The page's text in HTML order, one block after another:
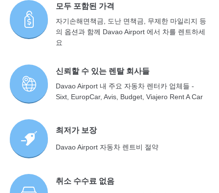
모두 포함된 가격
자기손해면책금, 도난 면책금, 무제한 마일리지 등
의 옵션과 함께 Davao Airport 에서 차를 렌트하세
요
신뢰할 수 있는 렌탈 회사들
Davao Airport 내 주요 자동차 렌터카 업체들 -
Sixt, EuropCar, Avis, Budget, Viajero Rent A Car
최저가 보장
Davao Airport 자동차 렌트비 절약
취소 수수료 없음